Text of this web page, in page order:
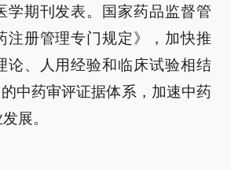
学期刊发表。国家药品监督管
注册管理专门规定》，加快推
论、人用经验和临床试验相结
中药审评证据体系，加速中药
展。